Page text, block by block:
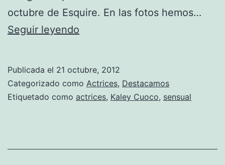
octubre de Esquire. En las fotos hemos…
Seguir leyendo
sensuales
fotos
Publicada el 21 octubre, 2012
Categorizado como Actrices, Destacamos
Etiquetado como actrices, Kaley Cuoco, sensual